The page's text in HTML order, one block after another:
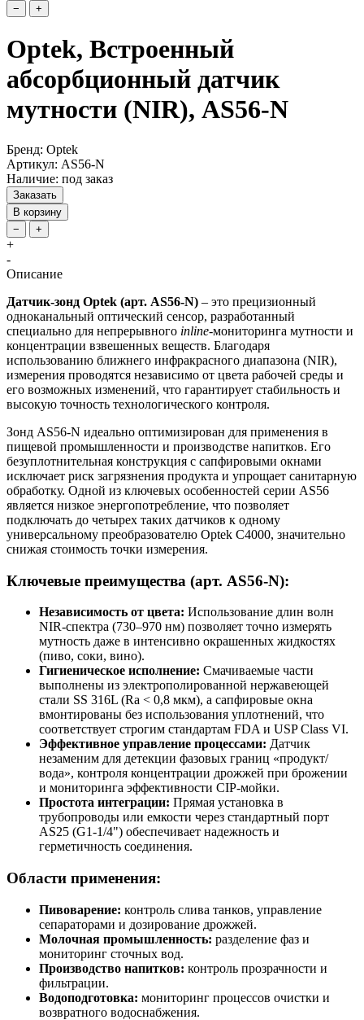
− +
Optek, Встроенный
абсорбционный датчик
мутности (NIR), AS56-N
Бренд: Optek
Артикул: AS56-N
Наличие: под заказ
Заказать
В корзину
−
+
+
-
Описание
Датчик-зонд Optek (арт. AS56-N) – это прецизионный
одноканальный оптический сенсор, разработанный
специально для непрерывного inline-мониторинга мутности и
концентрации взвешенных веществ. Благодаря
использованию ближнего инфракрасного диапазона (NIR),
измерения проводятся независимо от цвета рабочей среды и
его возможных изменений, что гарантирует стабильность и
высокую точность технологического контроля.
Зонд AS56-N идеально оптимизирован для применения в
пищевой промышленности и производстве напитков. Его
безуплотнительная конструкция с сапфировыми окнами
исключает риск загрязнения продукта и упрощает санитарную
обработку. Одной из ключевых особенностей серии AS56
является низкое энергопотребление, что позволяет
подключать до четырех таких датчиков к одному
универсальному преобразователю Optek C4000, значительно
снижая стоимость точки измерения.
Ключевые преимущества (арт. AS56-N):
Независимость от цвета: Использование длин волн
NIR-спектра (730–970 нм) позволяет точно измерять
мутность даже в интенсивно окрашенных жидкостях
(пиво, соки, вино).
Гигиеническое исполнение: Смачиваемые части
выполнены из электрополированной нержавеющей
стали SS 316L (Ra < 0,8 мкм), а сапфировые окна
вмонтированы без использования уплотнений, что
соответствует строгим стандартам FDA и USP Class VI.
Эффективное управление процессами: Датчик
незаменим для детекции фазовых границ «продукт/
вода», контроля концентрации дрожжей при брожении
и мониторинга эффективности CIP-мойки.
Простота интеграции: Прямая установка в
трубопроводы или емкости через стандартный порт
AS25 (G1-1/4") обеспечивает надежность и
герметичность соединения.
Области применения:
Пивоварение: контроль слива танков, управление
сепараторами и дозирование дрожжей.
Молочная промышленность: разделение фаз и
мониторинг сточных вод.
Производство напитков: контроль прозрачности и
фильтрации.
Водоподготовка: мониторинг процессов очистки и
возвратного водоснабжения.